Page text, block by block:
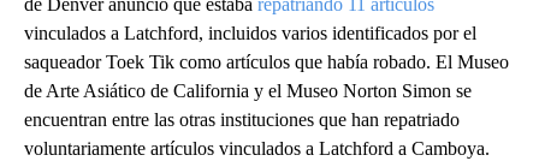
de Denver anunció que estaba repatriando 11 artículos
vinculados a Latchford, incluidos varios identificados por el
saqueador Toek Tik como artículos que había robado. El Museo
de Arte Asiático de California y el Museo Norton Simon se
encuentran entre las otras instituciones que han repatriado
voluntariamente artículos vinculados a Latchford a Camboya.